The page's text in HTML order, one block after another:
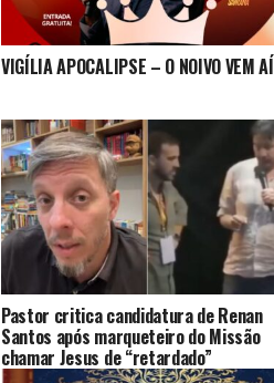
VIGÍLIA APOCALIPSE – O NOIVO VEM AÍ
Pastor critica candidatura de Renan
Santos após marqueteiro do Missão
chamar Jesus de “retardado”